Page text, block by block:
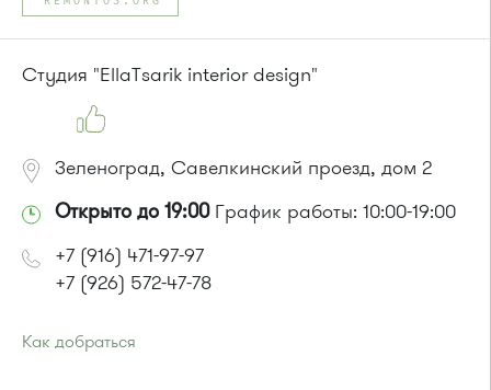
Маршрутка № 409м, 419м
или до остановки"Товары для дома":
Маршрутка № 408м, 419м, 476м
Студия "EllaTsarik interior design"
Зеленоград, Савелкинский проезд, дом 2
Открыто до 19:00График работы: 10:00-19:00
+7 (916) 471-97-97
+7 (926) 572-47-78
Как добраться